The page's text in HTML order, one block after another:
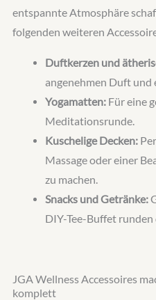
entspannte Atmosphäre
folgenden weiteren
Duftkerzen und
angenehmen Duft und
Yogamatten:Für eine
Meditationsrunde.
Kuschelige Decken:
Massage oder einer
zu machen.
Snacks und Getränke:
DIY-Tee-Buffet runden
JGA Wellness Accessoires
komplett